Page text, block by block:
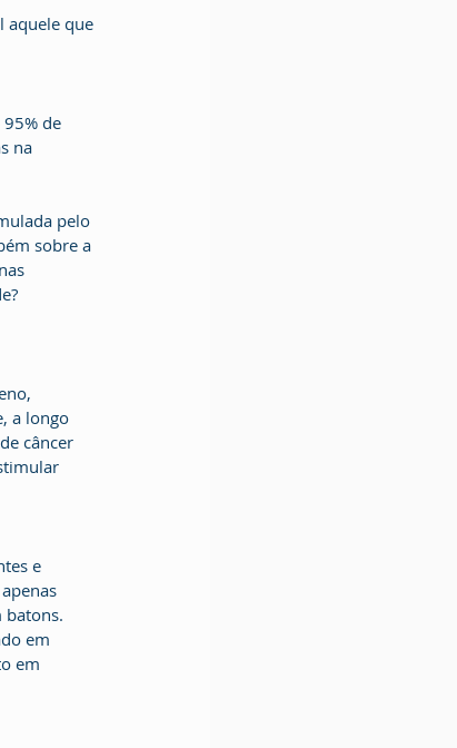
aquele que
de
na
pelo
sobre a
a longo
câncer
e
batons.
em
em